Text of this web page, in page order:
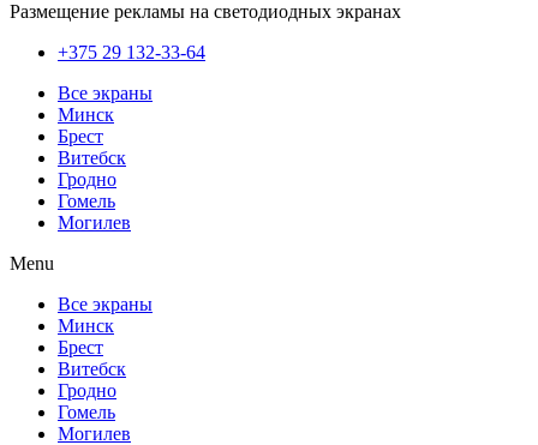
Размещение рекламы на светодиодных экранах
+375 29 132-33-64
Все экраны
Минск
Брест
Витебск
Гродно
Гомель
Могилев
Menu
Все экраны
Минск
Брест
Витебск
Гродно
Гомель
Могилев